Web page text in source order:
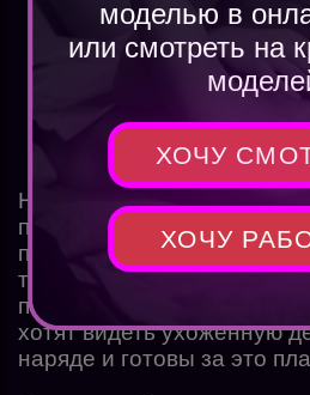
учатся уверенно
камерой;
заводят полезные
Нередко модели выходят
поклонников. Успешные
постоянно следят за
тренажерный зал, делают
педикюр, посещают
хотят видеть ухоженную
наряде и готовы за это
моделью в
или смотреть на
ХОЧУ
ХОЧУ